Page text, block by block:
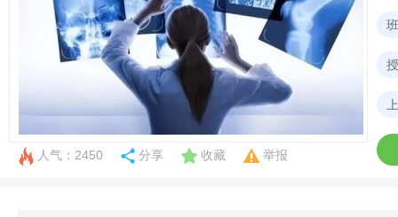
人气：2450 分享 收藏 举报